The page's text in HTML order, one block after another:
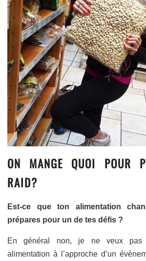
ON MANGE QUOI POUR
RAID?
Est-ce que ton alimentation
prépares pour un de tes défis ?
En général non, je ne veux pas
alimentation à l’approche d’un